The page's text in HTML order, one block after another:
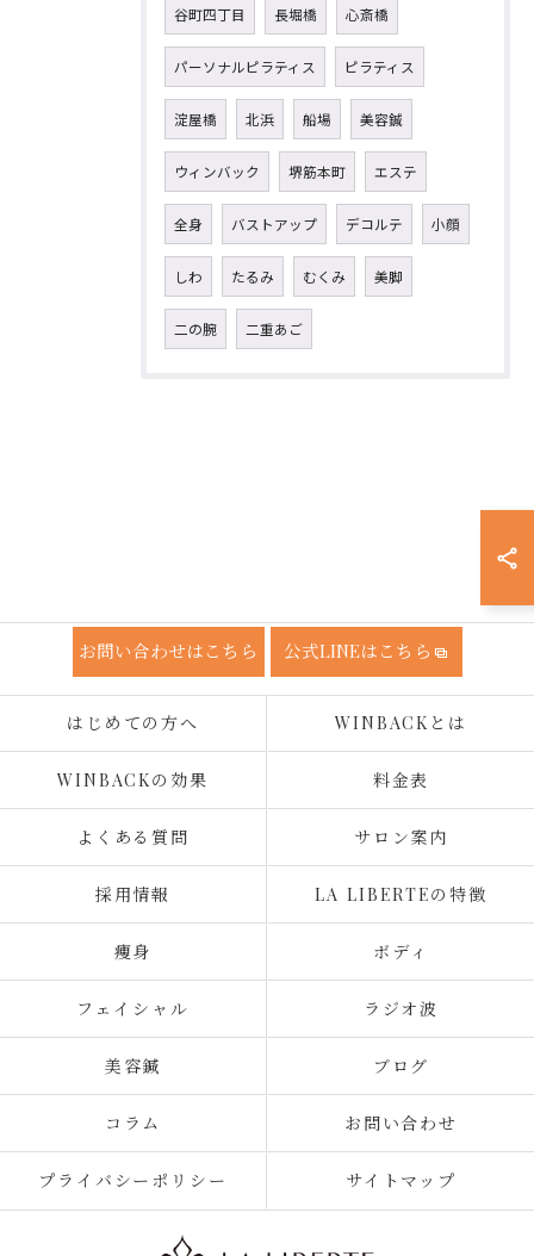
谷町四丁目 長堀橋 心斎橋
パーソナルピラティス ピラティス
淀屋橋 北浜 船場 美容鍼
ウィンバック 堺筋本町 エステ
全身 バストアップ デコルテ 小顔
しわ たるみ むくみ 美脚
二の腕 二重あご
お問い合わせはこちら 公式LINEはこちら
はじめての方へ WINBACKとは
WINBACKの効果 料金表
よくある質問 サロン案内
採用情報 LA LIBERTEの特徴
痩身 ボディ
フェイシャル ラジオ波
美容鍼 ブログ
コラム お問い合わせ
プライバシーポリシー サイトマップ